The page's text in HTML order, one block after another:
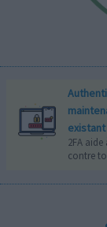
existant
2FA
contre